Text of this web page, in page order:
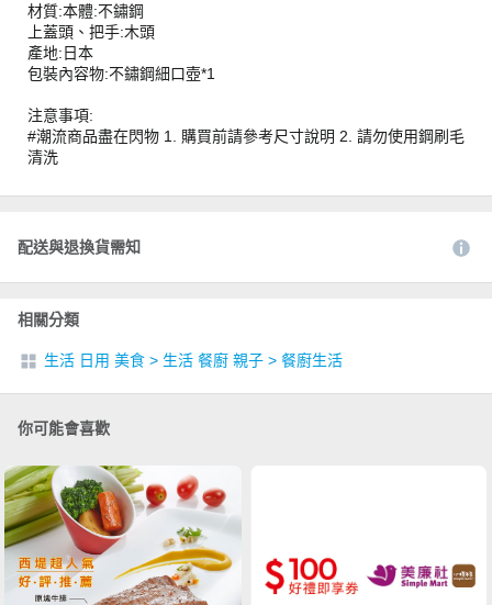
材質:本體:不鏽鋼
上蓋頭、把手:木頭
產地:日本
包裝內容物:不鏽鋼細口壺*1
注意事項:
#潮流商品盡在閃物 1. 購買前請參考尺寸說明 2. 請勿使用鋼刷毛
清洗
配送與退換貨需知
相關分類
生活 日用 美食 > 生活 餐廚 親子 > 餐廚生活
你可能會喜歡